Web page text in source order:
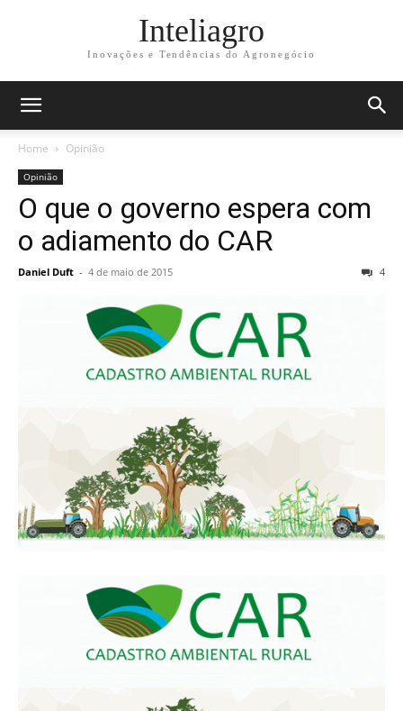
Inteliagro
Inovações e Tendências do Agronegócio
Home Opinião
Opinião
O que o governo espera com
o adiamento do CAR
Daniel Duft - 4 de maio de 2015 4